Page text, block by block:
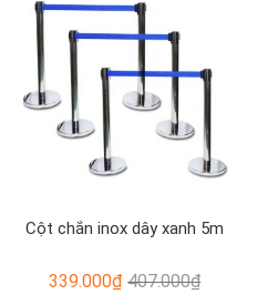
Cột chắn inox dây xanh 5m
407.000₫Giá
339.000₫
Giá